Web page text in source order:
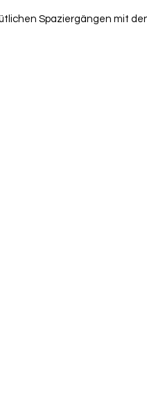
Spaziergängen mit